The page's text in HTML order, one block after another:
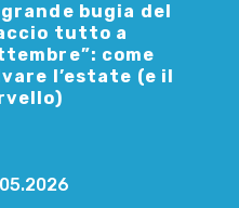
grande bugia del
tutto a
come
l’estate (e il